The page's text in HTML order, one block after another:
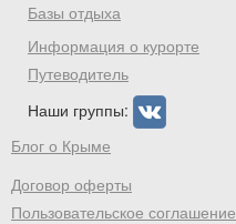
Базы отдыха
Информация о курорте
Путеводитель
Наши группы:
Блог о Крыме
Договор оферты
Пользовательское соглашение